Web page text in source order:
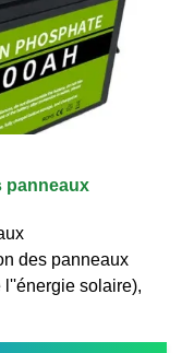
panneaux
des panneaux
solaire),